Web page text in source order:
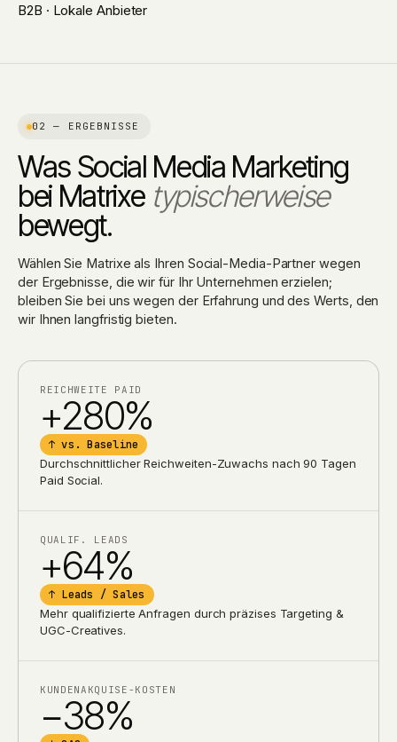
B2B · Lokale Anbieter
02 — ERGEBNISSE
Was Social Media Marketing
bei Matrixe typischerweise
bewegt.
Wählen Sie Matrixe als Ihren Social-Media-Partner wegen
der Ergebnisse, die wir für Ihr Unternehmen erzielen;
bleiben Sie bei uns wegen der Erfahrung und des Werts, den
wir Ihnen langfristig bieten.
REICHWEITE PAID
+280%
↑ vs. Baseline
Durchschnittlicher Reichweiten-Zuwachs nach 90 Tagen
Paid Social.
QUALIF. LEADS
+64%
↑ Leads / Sales
Mehr qualifizierte Anfragen durch präzises Targeting &
UGC-Creatives.
KUNDENAKQUISE-KOSTEN
−38%